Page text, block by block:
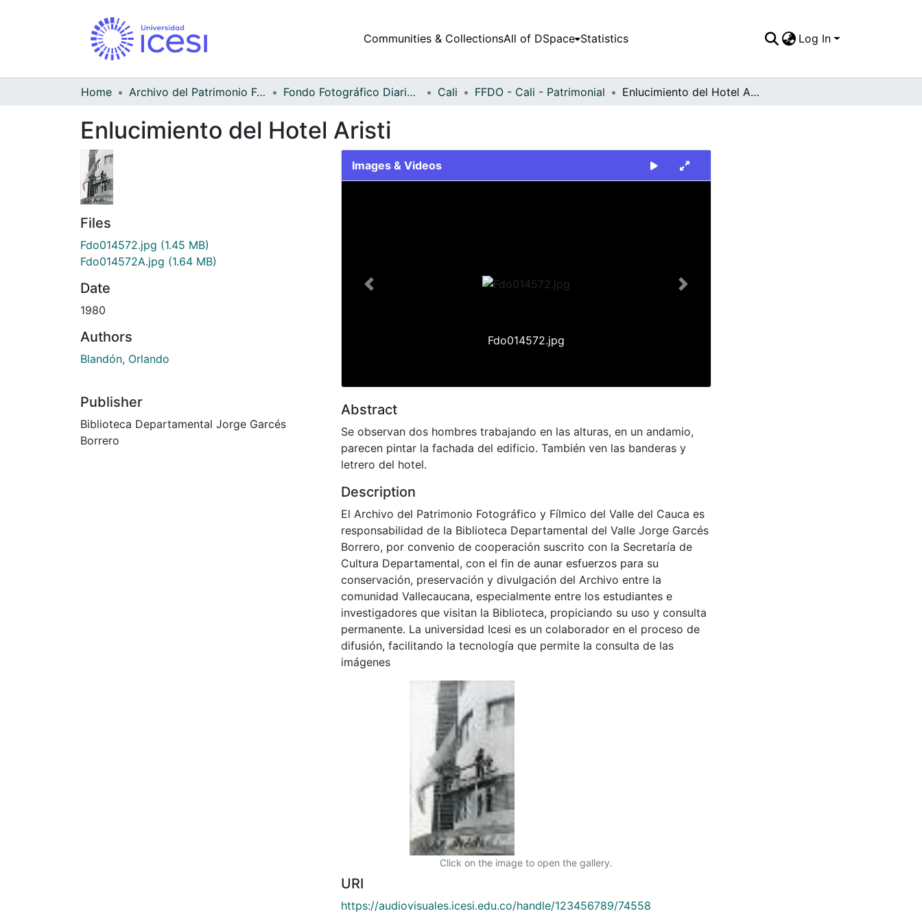
Communities & CollectionsAll of DSpace Statistics Log In
Home Archivo del Patrimonio Fotográfico y Fílmico del Valle del Cauca Fondo Fotográfico Diario Occidente Cali FFDO - Cali - Patrimonial Enlucimiento del Hotel Aristi
Enlucimiento del Hotel Aristi
Files
Fdo014572.jpg (1.45 MB)
Fdo014572A.jpg (1.64 MB)
Date
1980
Authors
Blandón, Orlando
Publisher
Biblioteca Departamental Jorge Garcés
Borrero
Images & Videos
Fdo014572.jpg
Previous Next
Abstract
Se observan dos hombres trabajando en las alturas, en un andamio,
parecen pintar la fachada del edificio. También ven las banderas y
letrero del hotel.
Description
El Archivo del Patrimonio Fotográfico y Fílmico del Valle del Cauca es
responsabilidad de la Biblioteca Departamental del Valle Jorge Garcés
Borrero, por convenio de cooperación suscrito con la Secretaría de
Cultura Departamental, con el fin de aunar esfuerzos para su
conservación, preservación y divulgación del Archivo entre la
comunidad Vallecaucana, especialmente entre los estudiantes e
investigadores que visitan la Biblioteca, propiciando su uso y consulta
permanente. La universidad Icesi es un colaborador en el proceso de
difusión, facilitando la tecnología que permite la consulta de las
imágenes
Click on the image to open the gallery.
URI
https://audiovisuales.icesi.edu.co/handle/123456789/74558